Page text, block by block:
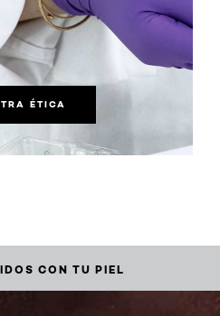
ÉTICA
CON TU PIEL